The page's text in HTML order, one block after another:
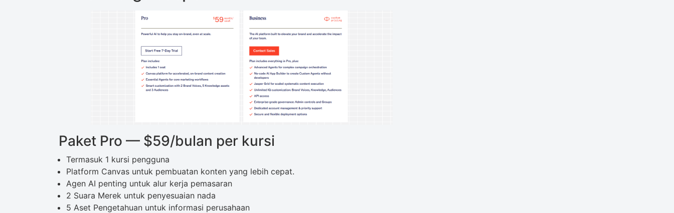
Paket Pro — $59/bulan per kursi
Termasuk 1 kursi pengguna
Platform Canvas untuk pembuatan konten yang lebih cepat.
Agen AI penting untuk alur kerja pemasaran
2 Suara Merek untuk penyesuaian nada
5 Aset Pengetahuan untuk informasi perusahaan